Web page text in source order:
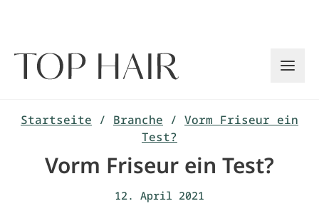
Startseite / Branche / Vorm Friseur ein
Test?
Vorm Friseur ein Test?
12. April 2021